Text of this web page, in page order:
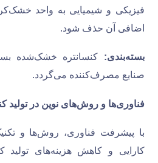
فیزیکی و شیمیایی به واحد
اضافی آن حذف شود.
بسته‌بندی: کنسانتره خشک‌شده
صنایع مصرف‌کننده می‌گردد.
فناوری‌ها و روش‌های نوین در تولید
با پیشرفت فناوری، روش‌ها و
کارایی و کاهش هزینه‌های تولید